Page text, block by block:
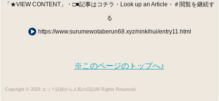
「★VIEW CONTENT」・□■記事はコチラ・Look up an Article・＃閲覧を継続す
る
https://www.surumewotaberun68.xyz/ninkihui/entry11.html
※このページのトップへ♪
Copyright © 2024 エッ？以前から人気の日記All Rights Reserved.